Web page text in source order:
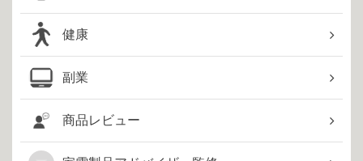
健康
副業
商品レビュー